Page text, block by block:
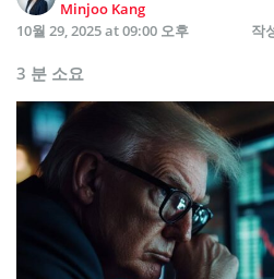
Minjoo Kang
10월 29, 2025 at 09:00 오후
작
3 분 소요